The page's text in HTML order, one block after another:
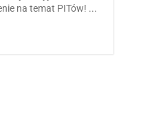
na temat PITów! ...